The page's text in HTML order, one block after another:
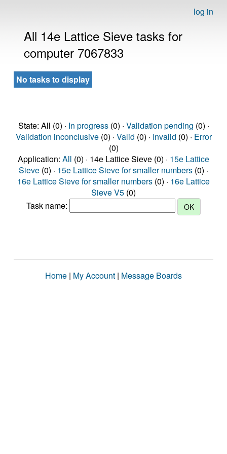
log in
All 14e Lattice Sieve tasks for
computer 7067833
No tasks to display
State: All (0) · In progress(0) · Validation pending (0) ·
Validation inconclusive(0) · Valid (0) · Invalid (0) · Error
(0)
Application: All (0) · 14e Lattice Sieve (0) · 15e Lattice
Sieve (0) · 15e Lattice Sieve for smaller numbers (0) ·
16e Lattice Sieve for smaller numbers (0) · 16e Lattice
Sieve V5 (0)
Task name:
Home | My Account | Message Boards